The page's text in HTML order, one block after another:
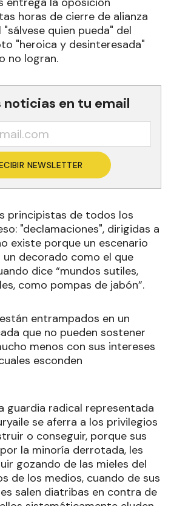
horas de cierre de alianza
quien pueda" del
"heroica y desinteresada"
no logran.
noticias en tu email
NEWSLETTER
principistas de todos los
"declamaciones", dirigidas a
existe porque un escenario
un decorado como el que
dice “mundos sutiles,
como pompas de jabón”.
entrampados en un
que no pueden sostener
menos con sus intereses
esconden
guardia radical representada
se aferra a los privilegios
o conseguir, porque sus
la minoría derrotada, les
gozando de las mieles del
de los medios, cuando de sus
salen diatribas en contra de